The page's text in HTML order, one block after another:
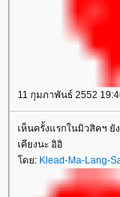
11 กุมภาพันธ์ 2552
เห็นครั้งแรกในมิวสิคฯ ยั
เคียงนะ อิอิ
โดย: Klead-Ma-Lang-